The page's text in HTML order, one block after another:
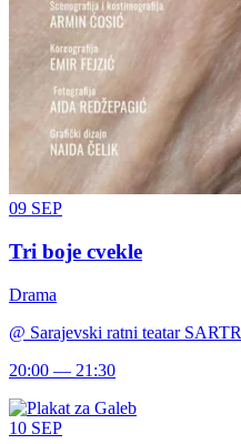
09 SEP
Tri boje cvekle
Drama
@ Sarajevski ratni teatar SARTR
20:00 — 21:30
10 SEP